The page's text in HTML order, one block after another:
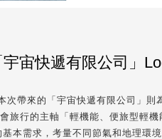
宙快遞有限公司」
帶來的「宇宙快遞有限公司」則
旅行的主軸「輕機能、便旅型輕
本需求，考量不同節氣和地理環